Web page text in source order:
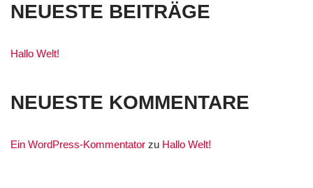
NEUESTE BEITRÄGE
Hallo Welt!
NEUESTE KOMMENTARE
Ein WordPress-Kommentator zu Hallo Welt!